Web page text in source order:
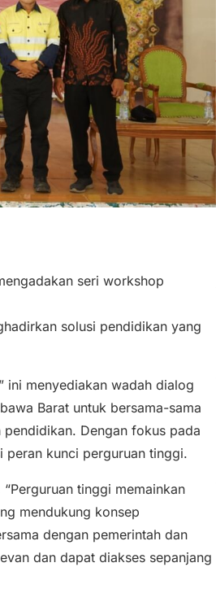
seri workshop
solusi pendidikan yang
ini menyediakan wadah dialog
Barat untuk bersama-sama
Dengan fokus pada
kunci perguruan tinggi.
tinggi memainkan
mendukung konsep
dengan pemerintah dan
dan dapat diakses sepanjang